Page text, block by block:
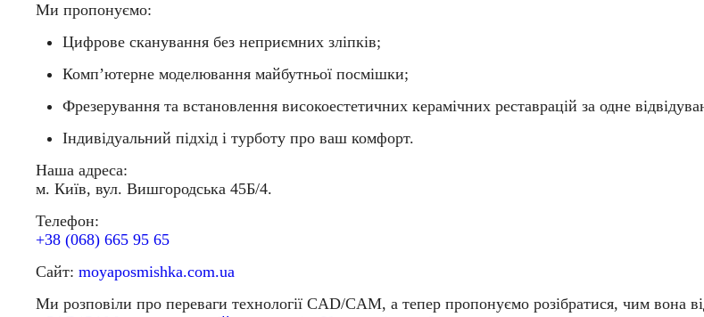
Ми пропонуємо:
Цифрове сканування без неприємних зліпків;
Комп’ютерне моделювання майбутньої посмішки;
Фрезерування та встановлення високоестетичних керамічних реставрацій за одне
Індивідуальний підхід і турботу про ваш комфорт.
Наша адреса:
м. Київ, вул. Вишгородська 45Б/4.
Телефон:
+38 (068) 665 95 65
Сайт: moyaposmishka.com.ua
Ми розповіли про переваги технології CAD/CAM, а тепер пропонуємо розібратися, чим вона